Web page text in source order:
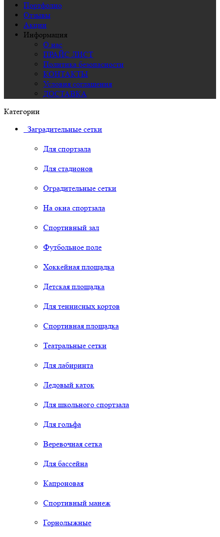
Портфолио
Отзывы
Акции
Информация
О нас
ПРАЙС ЛИСТ
Политика безопасности
КОНТАКТЫ
Условия соглашения
ДОСТАВКА
Категории
Заградительные сетки
Для спортзала
Для стадионов
Оградительные сетки
На окна спортзала
Спортивный зал
Футбольное поле
Хоккейная площадка
Детская площадка
Для теннисных кортов
Спортивная площадка
Театральные сетки
Для лабиринта
Ледовый каток
Для школьного спортзала
Для гольфа
Веревочная сетка
Для бассейна
Капроновая
Спортивный манеж
Горнолыжные